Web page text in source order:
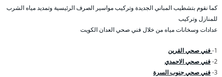
كما نقوم بتشطيب المباني الجديدة وتركيب مواسير الصرف الرئيسية وتمديد مياه الشرب
للمنازل وتركيب
عدادات وسخانات مياه من خلال فني صحي العدان الكويت
1- فني صحي القرين
2- فني صحي الاحمدي
3- فني صحي جنوب السرة